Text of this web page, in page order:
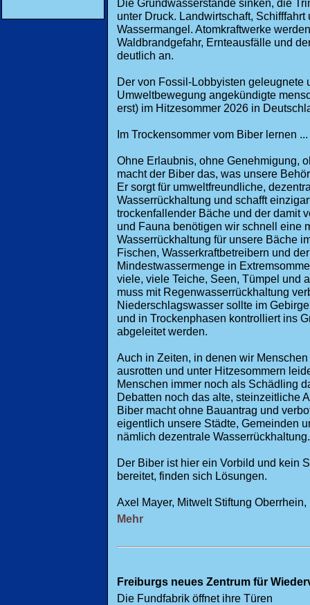
Die Grundwasserstände sinken, die
unter Druck. Landwirtschaft,
Wassermangel. Atomkraftwerke
Waldbrandgefahr, Ernteausfälle und
deutlich an.
Der von Fossil-Lobbyisten geleugnete
Umweltbewegung angekündigte
erst) im Hitzesommer 2026 in
Im Trockensommer vom Biber lernen ...
Ohne Erlaubnis, ohne Genehmigung,
macht der Biber das, was unsere
Er sorgt für umweltfreundliche,
Wasserrückhaltung und schafft
trockenfallender Bäche und der damit
und Fauna benötigen wir schnell eine
Wasserrückhaltung für unsere Bäche
Fischen, Wasserkraftbetreibern und
Mindestwassermenge in
viele, viele Teiche, Seen, Tümpel und
muss mit Regenwasserrückhaltung
Niederschlagswasser sollte im
und in Trockenphasen kontrolliert ins
abgeleitet werden.
Auch in Zeiten, in denen wir
ausrotten und unter Hitzesommern
Menschen immer noch als Schädling
Debatten noch das alte, steinzeitliche
Biber macht ohne Bauantrag und
eigentlich unsere Städte, Gemeinden
nämlich dezentrale Wasserrückhaltung.
Der Biber ist hier ein Vorbild und kein
bereitet, finden sich Lösungen.
Axel Mayer, Mitwelt Stiftung
Mehr
Freiburgs neues Zentrum für
Die Fundfabrik öffnet ihre Türen